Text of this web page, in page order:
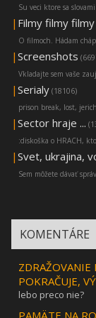
Su veci ktore sa
| Filmy filmy filmy
O filmoch. Hádam
| Screenshots
Vkladajte sem vaše
| Serialy (18106)
prison break, lost,
| Sector hraje ...
:diskoška o HRACH,
| Svet, ukrajina,
Sem môžete dávať
KOMENTÁRE
POKRAČUJE,
lebo preco nie?
PAMÄTE NA